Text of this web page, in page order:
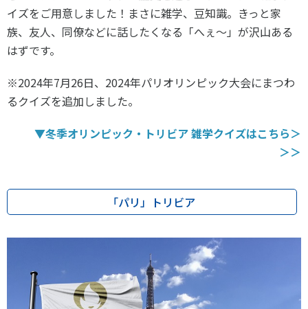
「SSFニュース」
会員登録
個人情報保護方針
スポーツ政策・予算
健康とスポーツ
社会づくり
自治体との連携
【動画】スポーツでアクティブなまちづくり
知る学ぶ
SPORT POLICY INCUBATOR ―スポーツ政策の『卵』 ―
イズをご用意しました！まさに雑学、豆知識。きっと家
族、友人、同僚などに話したくなる「へぇ～」が沢山ある
はずです。
※2024年7月26日、2024年パリオリンピック大会にまつわ
るクイズを追加しました。
▼冬季オリンピック・トリビア 雑学クイズはこちら＞
＞＞
「パリ」トリビア